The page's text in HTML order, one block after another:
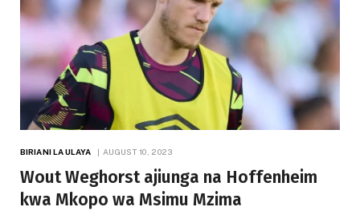
BIRIANI LA ULAYA AUGUST 10, 2023
Wout Weghorst ajiunga na Hoffenheim
kwa Mkopo wa Msimu Mzima